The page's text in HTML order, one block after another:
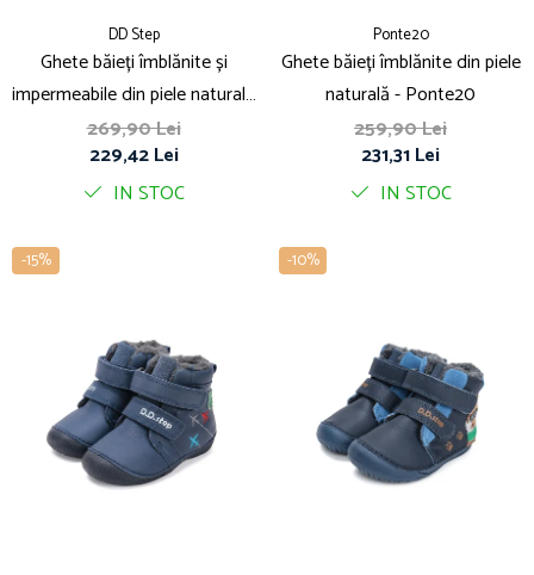
DD Step
Ghete băieți îmblănite și
impermeabile din piele naturală
negru/albastru- DDStep
269,90 Lei
229,42 Lei
IN STOC
Ponte20
Ghete băieți îmblănite din piele
naturală - Ponte20
259,90 Lei
231,31 Lei
IN STOC
-15% -10%